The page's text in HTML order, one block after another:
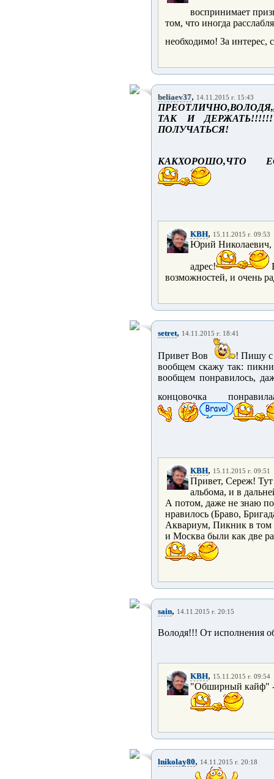
воспринимает
том, что иногда
необходимо! За интерес,
beliaev37, 14.11.2015 г. 15:43
ТАК И
ПОЛУЧАТЬСЯ!
КАКХОРОШО,ЧТО
KBH, 15.11.2015 г. 09:53
Юрий Николаевич,
адрес!
возможностей, и очень
setret, 14.11.2015 г. 18:41
Привет Вов
! Пишу с
вообщем скажу так:
вообщем понравилось,
концовочка
KBH, 15.11.2015 г. 09:51
Привет, Сереж! Тут
альбома, и в
А потом, даже не знаю
нравилось (Браво,
Аквариум, Пикник в том
и Москва были как две
sain, 14.11.2015 г. 20:15
Володя!!! От исполнения
KBH, 15.11.2015 г. 09:54
"Обширный кайф" -
lnikolay80, 14.11.2015 г. 20:18